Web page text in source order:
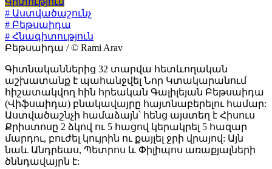
# Աստվածաշունչ
# Բեթսաիդա
# Հնագիտություն
Բեթսաիդա / © Rami Arav
Գիտնականներից 32 տարվա հետևողական
աշխատանք է պահանջվել Նոր Կտակարանում
հիշատակվող հին հրեական Գալիլեյան Բեթսաիդա
(Վիֆսաիդա) բնակավայրը հայտնաբերելու համար:
Աստվածաշնչի համաձայն՝ հենց այստեղ է Հիսուս
Քրիստոսը 2 ձկով ու 5 հացով կերակրել 5 հազար
մարդու, բուժել կույրին ու քայլել ջրի վրայով: Այն
նաև Անդրեաս, Պետրոս և Փիլիպոս առաքյալների
ծննդավայրն է: